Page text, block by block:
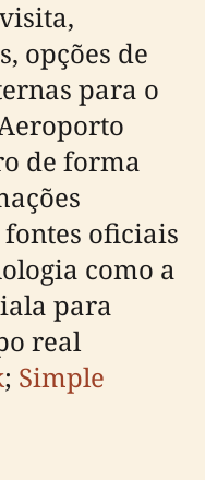
opções de
para o
de forma
oficiais
como a
para
real
; Simple